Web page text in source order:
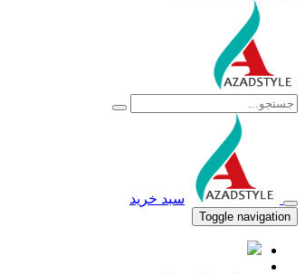
سبد خرید
Toggle navigation